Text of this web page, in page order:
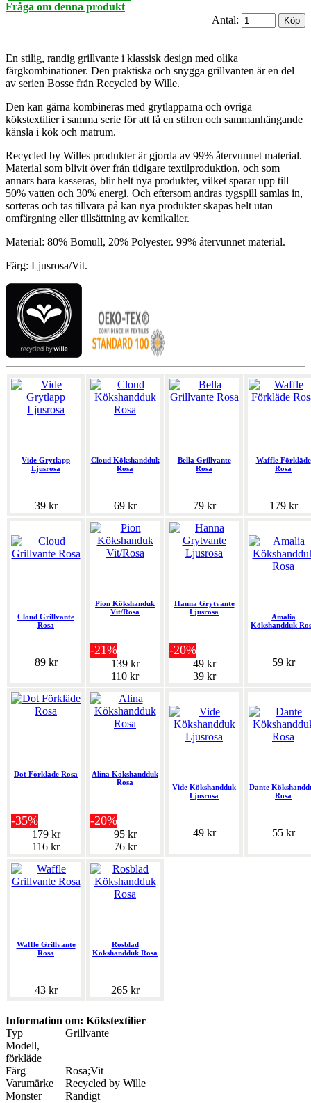
Fråga om denna produkt
Antal:
En stilig, randig grillvante i klassisk design med olika
färgkombinationer. Den praktiska och snygga grillvanten är en del
av serien Bosse från Recycled by Wille.
Den kan gärna kombineras med grytlapparna och övriga
kökstextilier i samma serie för att få en stilren och sammanhängande
känsla i kök och matrum.
Recycled by Willes produkter är gjorda av 99% återvunnet material.
Material som blivit över från tidigare textilproduktion, och som
annars bara kasseras, blir helt nya produkter, vilket sparar upp till
50% vatten och 30% energi. Och eftersom andras tygspill samlas in,
sorteras och tas tillvara på kan nya produkter skapas helt utan
omfärgning eller tillsättning av kemikalier.
Material: 80% Bomull, 20% Polyester. 99% återvunnet material.
Färg: Ljusrosa/Vit.
Vide Grytlapp
Ljusrosa
39 kr
Cloud Kökshandduk
Rosa
69 kr
Bella Grillvante
Rosa
79 kr
Waffle Förkläde
Rosa
179 kr
Cloud Grillvante
Rosa
89 kr
Pion Kökshanduk
Vit/Rosa
-21%
139 kr
110 kr
Hanna Grytvante
Ljusrosa
-20%
49 kr
39 kr
Amalia
Kökshandduk
59 kr
Dot Förkläde Rosa
-35%
179 kr
116 kr
Alina Kökshandduk
Rosa
-20%
95 kr
76 kr
Vide Kökshandduk
Ljusrosa
49 kr
Dante
Rosa
55 kr
Waffle Grillvante
Rosa
43 kr
Rosblad
Kökshandduk Rosa
265 kr
Information om: Kökstextilier
Typ
Grillvante
Modell,
förkläde
Färg
Rosa;Vit
Varumärke
Recycled by Wille
Mönster
Randigt